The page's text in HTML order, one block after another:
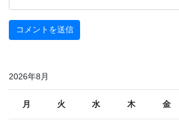
2026年8月
月 火 水 木 金